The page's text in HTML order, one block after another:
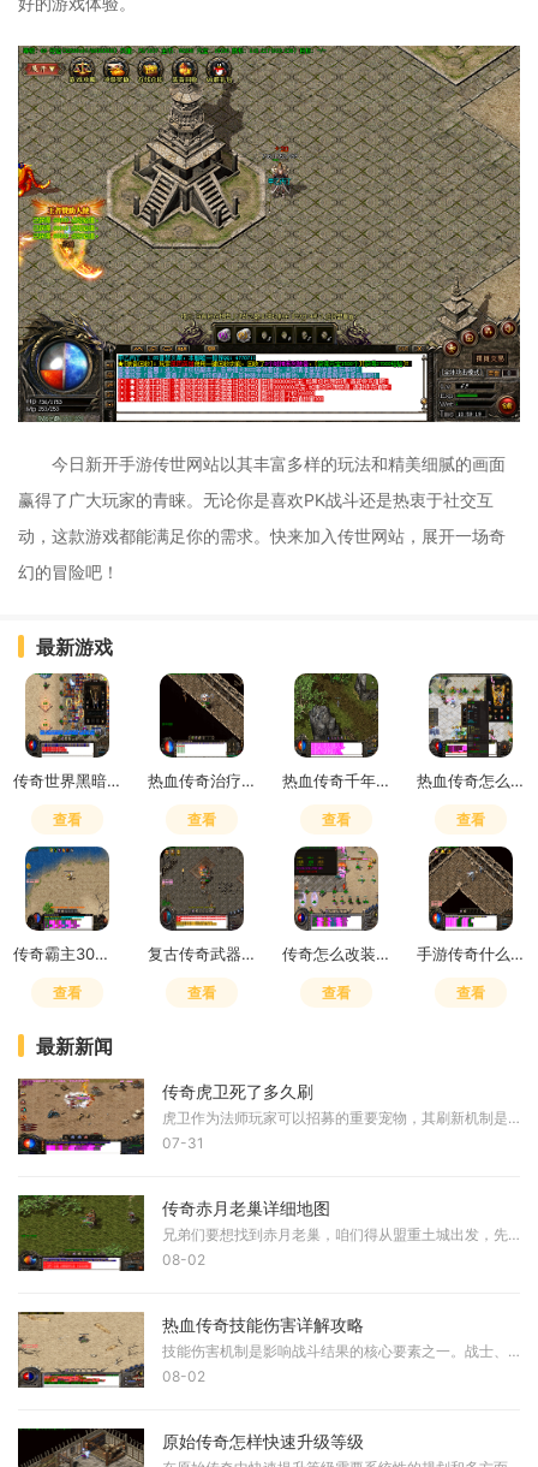
今日新开手游传世网站以其丰富多样的玩法和精美细腻的画面
赢得了广大玩家的青睐。无论你是喜欢PK战斗还是热衷于社交互
动，这款游戏都能满足你的需求。快来加入传世网站，展开一场奇
幻的冒险吧！
最新游戏
传奇世界黑暗魔力有什么用处
查看
热血传奇治疗项链每秒回复多少血
查看
热血传奇千年树妖刷新位置固定吗
查看
热血传奇怎么升1000级装备
查看
传奇霸主30倍隐藏地图在哪打开
查看
复古传奇武器修炼在哪里学技能
查看
传奇怎么改装备属性
查看
手游传奇什么职业厉害一点啊
查看
最新新闻
传奇虎卫死了多久刷
虎卫作为法师玩家可以招募的重要宠物，其刷新机制是玩家需要掌握的关键信息。根据多个可靠来源的记载，虎卫的刷新时间通常为四小时一次，这个时间从服务器重启后开始计算，具
07-31
传奇赤月老巢详细地图
兄弟们要想找到赤月老巢，咱们得从盟重土城出发，先往西北方向移动进入白日门。在白日门地图中找到丛林迷宫的入口，坐标大概在120:300附近。进入丛林迷宫后要小心通过两层密集的
08-02
热血传奇技能伤害详解攻略
技能伤害机制是影响战斗结果的核心要素之一。战士、法师和道士三大职业拥有各自独特的技能体系，这些技能的伤害计算方式存在明显差异。战士技能主要基于物理攻击力进行计算，
08-02
原始传奇怎样快速升级等级